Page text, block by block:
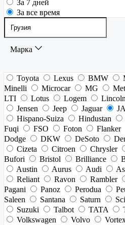
За 7 дней
За все время
Марка
Toyota Lexus BMW
Minelli
Microcar MG
LTI
Lotus Logem Lincoln
Jensen
Jeep Jaguar
Hispano-Suiza
Hindustan
Fuqi
FSO Foton Flanker
Dodge
DKW DeSoto
Cizeta
Citroen Chrysler
Bufori
Bristol Brilliance
Austin
Aurus Audi
Reliant
Ravon Rambler
Pagani
Panoz Perodua
Saleen
Santana Saturn
Suzuki
Talbot TATA
Volkswagen
Volvo